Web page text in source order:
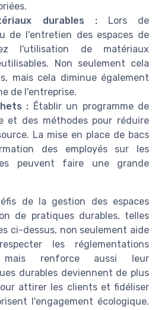
durables :Lors de
de l'entretien des espaces de
l'utilisation de matériaux
Non seulement cela
mais cela diminue également
de l'entreprise.
: Établir un programme de
et des méthodes pour réduire
La mise en place de bacs
des employés sur les
peuvent faire une grande
de la gestion des espaces
de pratiques durables, telles
ci-dessus, non seulement aide
les réglementations
mais renforce aussi leur
durables deviennent de plus
attirer les clients et fidéliser
l'engagement écologique.